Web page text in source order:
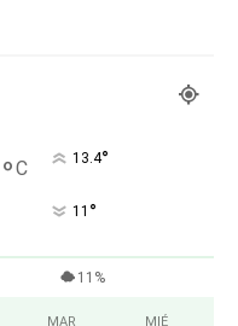
°C 13.4°
11 °
11%
MAR MIÉ